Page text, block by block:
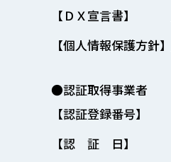
【ＤＸ宣言書】
【個人情報保護方針】
●認証取得事業者
【認証登録番号】
【認 証 日】